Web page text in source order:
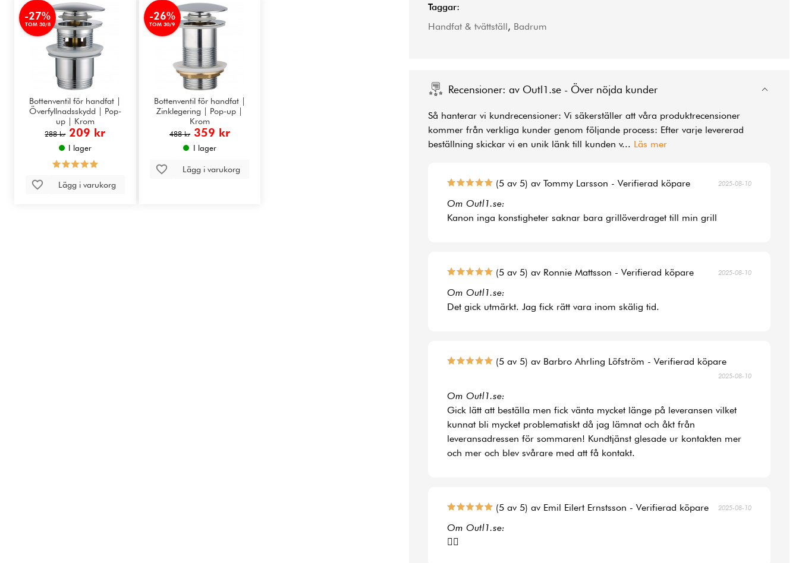
Taggar:
Handfat & tvättställ, Badrum
-27%
TOM 30/8
Bottenventil för handfat |
Överfyllnadsskydd | Pop-
up | Krom
288 kr 209 kr
I lager
Lägg i varukorg
-26%
TOM 30/9
Bottenventil för handfat |
Zinklegering | Pop-up |
Krom
488 kr 359 kr
I lager
Lägg i varukorg
Recensioner: av Outl1.se - Över nöjda kunder
Så hanterar vi kundrecensioner: Vi säkerställer att våra produktrecensioner
kommer från verkliga kunder genom följande process: Efter varje levererad
beställning skickar vi en unik länk till kunden v... Läs mer
(5 av 5) av Tommy Larsson - Verifierad köpare 2025-08-10
Om Outl1.se:
Kanon inga konstigheter saknar bara grillöverdraget till min grill
(5 av 5) av Ronnie Mattsson - Verifierad köpare 2025-08-10
Om Outl1.se:
Det gick utmärkt. Jag fick rätt vara inom skälig tid.
(5 av 5) av Barbro Ahrling Löfström - Verifierad köpare
2025-08-10
Om Outl1.se:
Gick lätt att beställa men fick vänta mycket länge på leveransen vilket
kunnat bli mycket problematiskt då jag lämnat och åkt från
leveransadressen för sommaren! Kundtjänst glesade ur kontakten mer
och mer och blev svårare med att få kontakt.
(5 av 5) av Emil Eilert Ernstsson - Verifierad köpare 2025-08-10
Om Outl1.se:
👍🏻